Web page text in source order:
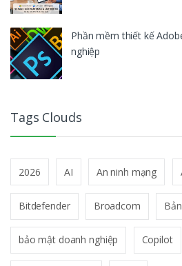
Phần mềm thiết kế
nghiệp
Tags Clouds
2026 AI An ninh mạng
Bitdefender Broadcom
bảo mật doanh nghiệp Copilot